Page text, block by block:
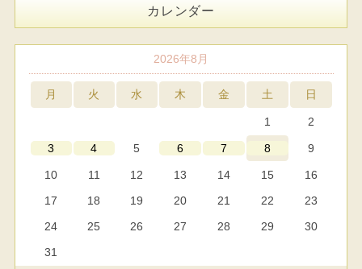
カレンダー
2026年8月
月 火 水 木 金 土 日
1 2
3 4 5 6 7 8 9
10 11 12 13 14 15
16
17
18 19 20 21 22
23
24
25 26 27 28 29
30
31